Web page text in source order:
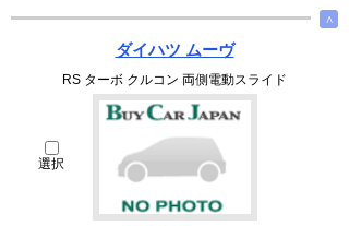
∧
ダイハツ ムーヴ
RS ターボ クルコン 両側電動スライド
選択